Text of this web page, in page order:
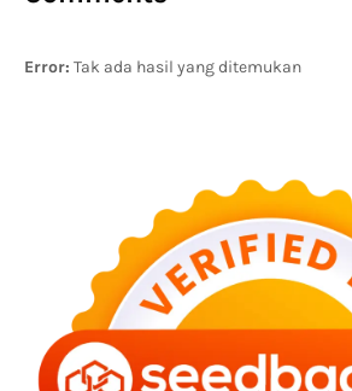
Error: Tak ada hasil yang ditemukan